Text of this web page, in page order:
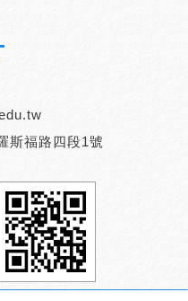
斯福路四段1號